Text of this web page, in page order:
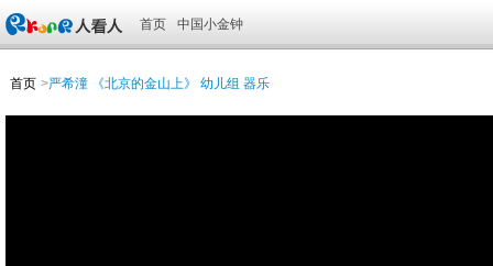
首页 中国小金钟
首页 >严希潼 《北京的金山上》 幼儿组 器乐